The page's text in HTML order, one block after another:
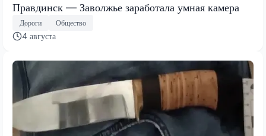
Правдинск — Заволжье заработала умная камера
Дороги Общество
4 августа